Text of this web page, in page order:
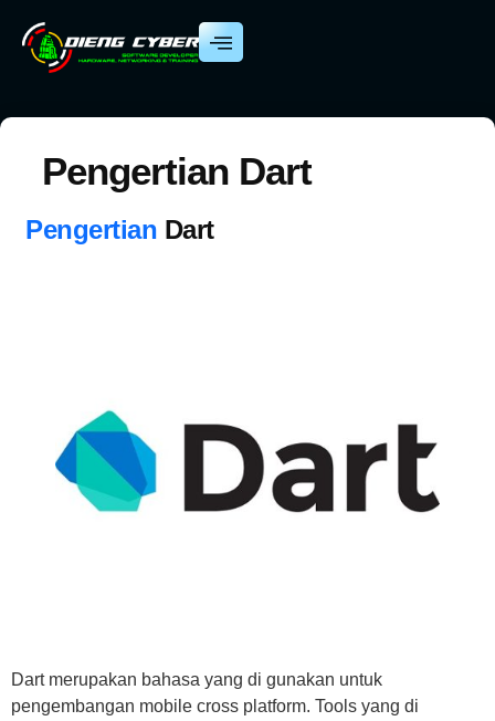
Pengertian Dart
Pengertian Dart
Dart merupakan bahasa yang di gunakan untuk
pengembangan mobile cross platform. Tools yang di